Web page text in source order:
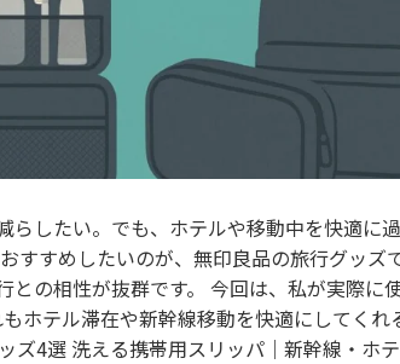
らしたい。でも、ホテルや移動中を快適に
すすめしたいのが、無印良品の旅行グッズ
との相性が抜群です。 今回は、私が実際に
ホテル滞在や新幹線移動を快適にしてくれ
ズ4選 洗える携帯用スリッパ｜新幹線・ホ